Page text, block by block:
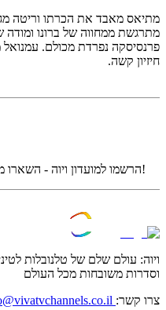
מתיאס מאבד את הכרתו וריטה
מתרגשת ממחווה של ברונו
פרנסיסקה נפרדת מכולם.
חיזיון קשה.
הרשמו למועדון ויוה - השארו מעודכנים לפני כולם, ועוד המון הפתעות!
ויוה: עולם שלם של טלנובלות
וסדרות משובחות מכל העולם
צרו קשר: